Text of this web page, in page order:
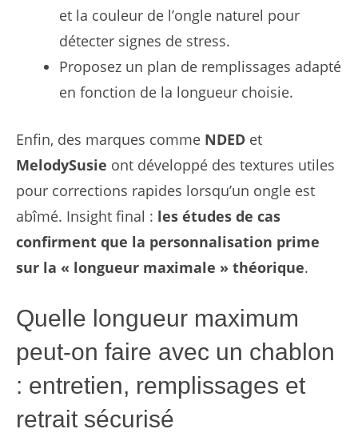
et la couleur de l’ongle naturel pour
détecter signes de stress.
Proposez un plan de remplissages adapté
en fonction de la longueur choisie.
Enfin, des marques comme NDED et
MelodySusie ont développé des textures utiles
pour corrections rapides lorsqu’un ongle est
abîmé. Insight final : les études de cas
confirment que la personnalisation prime
sur la « longueur maximale » théorique.
Quelle longueur maximum
peut-on faire avec un chablon
: entretien, remplissages et
retrait sécurisé